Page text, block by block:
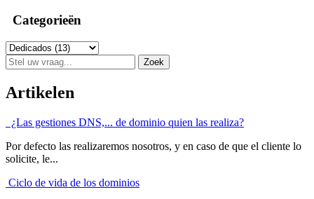
Categorieën
Artikelen
¿Las gestiones DNS,... de dominio quien las realiza?
Por defecto las realizaremos nosotros, y en caso de que el cliente lo
solicite, le...
Ciclo de vida de los dominios